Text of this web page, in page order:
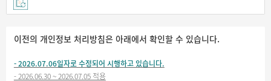
이전의 개인정보 처리방침은 아래에서 확인할 수 있습니다.
- 2026.07.06일자로 수정되어 시행하고 있습니다.
- 2026.06.30 ~ 2026.07.05 적용